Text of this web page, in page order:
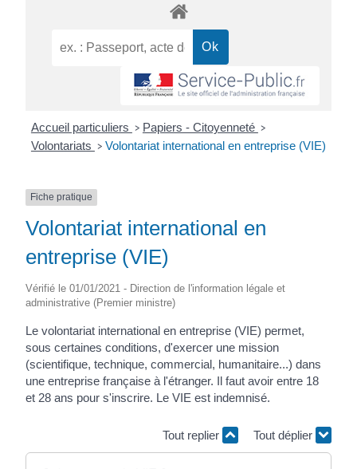
Accueil particuliers > Papiers - Citoyenneté >
Volontariats > Volontariat international en entreprise (VIE)
Fiche pratique
Volontariat international en
entreprise (VIE)
Vérifié le 01/01/2021 - Direction de l'information légale et
administrative (Premier ministre)
Le volontariat international en entreprise (VIE) permet,
sous certaines conditions, d'exercer une mission
(scientifique, technique, commercial, humanitaire...) dans
une entreprise française à l'étranger. Il faut avoir entre 18
et 28 ans pour s'inscrire. Le VIE est indemnisé.
Tout replier Tout déplier